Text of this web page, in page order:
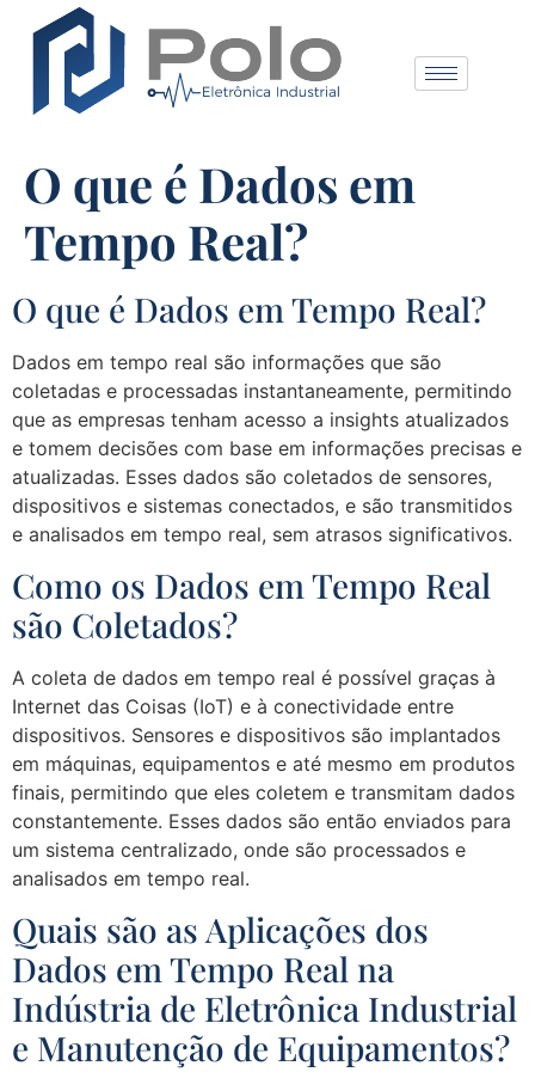
O que é Dados em
Tempo Real?
O que é Dados em Tempo Real?
Dados em tempo real são informações que são
coletadas e processadas instantaneamente, permitindo
que as empresas tenham acesso a insights atualizados
e tomem decisões com base em informações precisas e
atualizadas. Esses dados são coletados de sensores,
dispositivos e sistemas conectados, e são transmitidos
e analisados em tempo real, sem atrasos significativos.
Como os Dados em Tempo Real
são Coletados?
A coleta de dados em tempo real é possível graças à
Internet das Coisas (IoT) e à conectividade entre
dispositivos. Sensores e dispositivos são implantados
em máquinas, equipamentos e até mesmo em produtos
finais, permitindo que eles coletem e transmitam dados
constantemente. Esses dados são então enviados para
um sistema centralizado, onde são processados e
analisados em tempo real.
Quais são as Aplicações dos
Dados em Tempo Real na
Indústria de Eletrônica Industrial
e Manutenção de Equipamentos?